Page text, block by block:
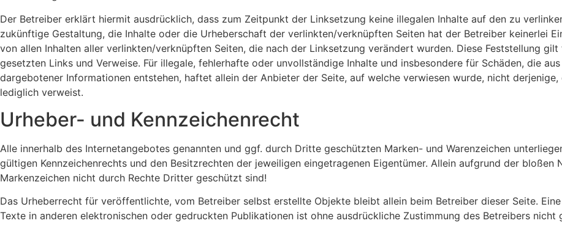
Der Betreiber erklärt hiermit ausdrücklich, dass zum Zeitpunkt der Linksetzung keine illegalen Inhalte auf den zu
zukünftige Gestaltung, die Inhalte oder die Urheberschaft der verlinkten/verknüpften Seiten hat der Betreiber keinerlei
von allen Inhalten aller verlinkten/verknüpften Seiten, die nach der Linksetzung verändert wurden. Diese Feststellung
gesetzten Links und Verweise. Für illegale, fehlerhafte oder unvollständige Inhalte und insbesondere für Schäden, die
dargebotener Informationen entstehen, haftet allein der Anbieter der Seite, auf welche verwiesen wurde, nicht
lediglich verweist.
Urheber- und Kennzeichenrecht
Alle innerhalb des Internetangebotes genannten und ggf. durch Dritte geschützten Marken- und Warenzeichen
gültigen Kennzeichenrechts und den Besitzrechten der jeweiligen eingetragenen Eigentümer. Allein aufgrund der bloßen
Markenzeichen nicht durch Rechte Dritter geschützt sind!
Das Urheberrecht für veröffentlichte, vom Betreiber selbst erstellte Objekte bleibt allein beim Betreiber dieser Seite.
Texte in anderen elektronischen oder gedruckten Publikationen ist ohne ausdrückliche Zustimmung des Betreibers nicht